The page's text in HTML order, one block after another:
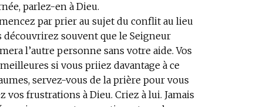
parlez-en à Dieu.
par prier au sujet du conflit au lieu
souvent que le Seigneur
l’autre personne sans votre aide. Vos
si vous priiez davantage à ce
servez-vous de la prière pour vous
vos frustrations à Dieu. Criez à lui. Jamais